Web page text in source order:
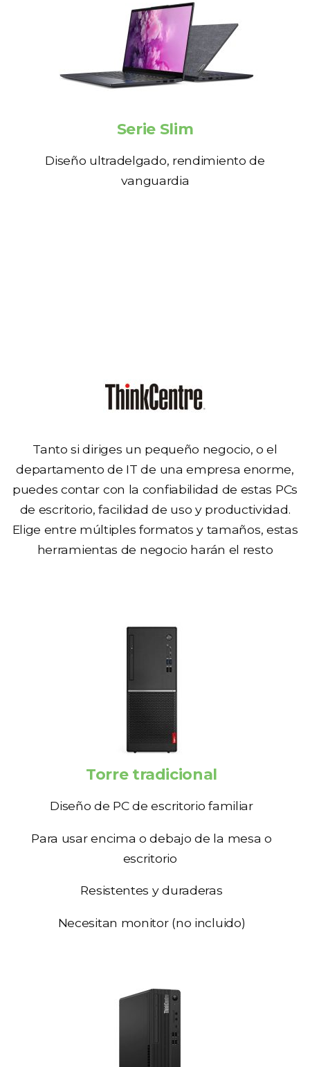
Serie Slim
Diseño ultradelgado, rendimiento de
vanguardia
Tanto si diriges un pequeño negocio, o el
departamento de IT de una empresa enorme,
puedes contar con la confiabilidad de estas PCs
de escritorio, facilidad de uso y productividad.
Elige entre múltiples formatos y tamaños, estas
herramientas de negocio harán el resto
Torre tradicional
Diseño de PC de escritorio familiar
Para usar encima o debajo de la mesa o
escritorio
Resistentes y duraderas
Necesitan monitor (no incluido)